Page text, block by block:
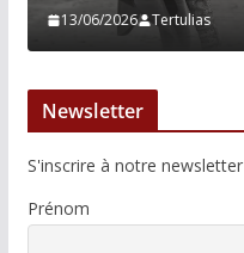
13/06/2026 Tertulias
Newsletter
S'inscrire à notre newsletter
Prénom